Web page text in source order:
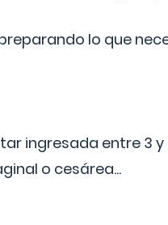
lo que
ingresada entre 3
o cesárea...